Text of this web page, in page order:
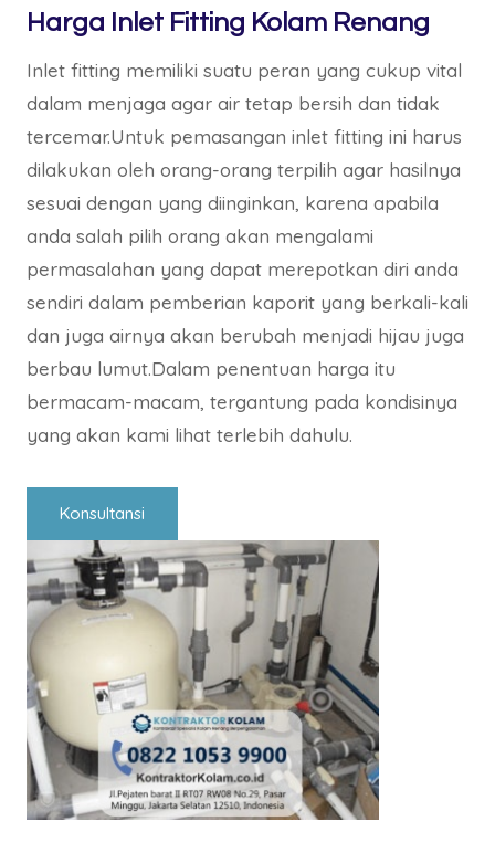
Harga Inlet Fitting Kolam Renang
Inlet fitting memiliki suatu peran yang cukup vital
dalam menjaga agar air tetap bersih dan tidak
tercemar.Untuk pemasangan inlet fitting ini harus
dilakukan oleh orang-orang terpilih agar hasilnya
sesuai dengan yang diinginkan, karena apabila
anda salah pilih orang akan mengalami
permasalahan yang dapat merepotkan diri anda
sendiri dalam pemberian kaporit yang berkali-kali
dan juga airnya akan berubah menjadi hijau juga
berbau lumut.Dalam penentuan harga itu
bermacam-macam, tergantung pada kondisinya
yang akan kami lihat terlebih dahulu.
Konsultansi